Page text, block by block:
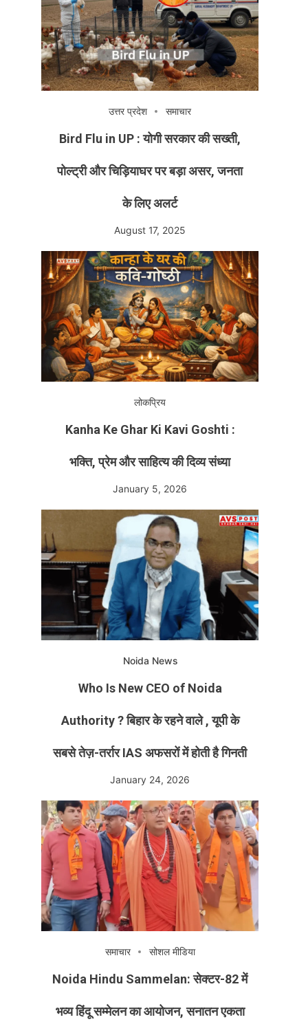
उत्तर प्रदेश समाचार
Bird Flu in UP : योगी सरकार की सख्ती,
पोल्ट्री और चिड़ियाघर पर बड़ा असर, जनता
के लिए अलर्ट
August 17, 2025
लोकप्रिय
Kanha Ke Ghar Ki Kavi Goshti :
भक्ति, प्रेम और साहित्य की दिव्य संध्या
January 5, 2026
Noida News
Who Is New CEO of Noida
Authority ? बिहार के रहने वाले , यूपी के
सबसे तेज़-तर्रार IAS अफसरों में होती है गिनती
January 24, 2026
समाचार सोशल मीडिया
Noida Hindu Sammelan: सेक्टर-82 में
भव्य हिंदू सम्मेलन का आयोजन, सनातन एकता